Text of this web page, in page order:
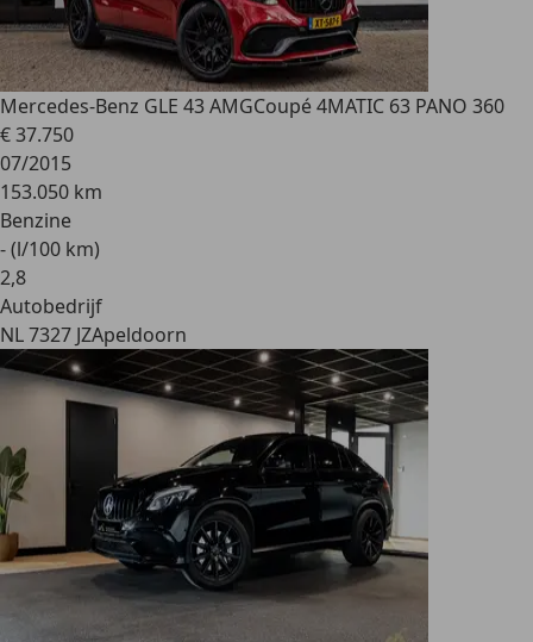
Mercedes-Benz GLE 43 AMGCoupé 4MATIC 63 PANO 360
€ 37.750
07/2015
153.050 km
Benzine
- (l/100 km)
2,8
Autobedrijf
NL 7327 JZApeldoorn